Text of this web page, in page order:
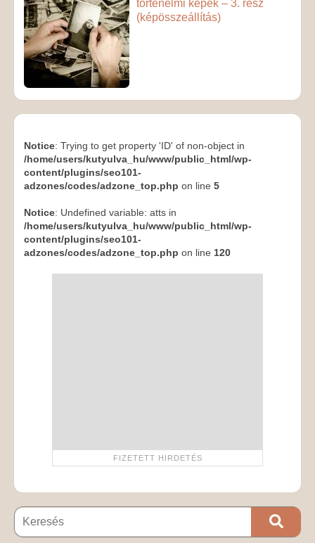
történelmi képek – 3. rész
(képösszeállítás)
Notice: Trying to get property 'ID' of non-object in
/home/users/kutyulva_hu/www/public_html/wp-
content/plugins/seo101-
adzones/codes/adzone_top.php on line 5
Notice: Undefined variable: atts in
/home/users/kutyulva_hu/www/public_html/wp-
content/plugins/seo101-
adzones/codes/adzone_top.php on line 120